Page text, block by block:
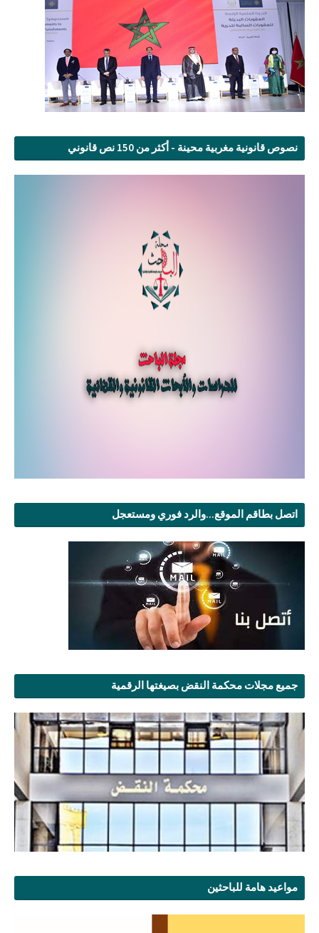
نصوص قانونية مغربية محينة - أكثر من 150 نص قانوني
اتصل بطاقم الموقع...والرد فوري ومستعجل
جميع مجلات محكمة النقض بصيغتها الرقمية
مواعيد هامة للباحثين